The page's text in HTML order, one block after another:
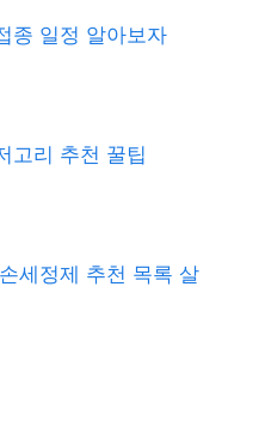
종 일정 알아보자
고리 추천 꿀팁
세정제 추천 목록 살